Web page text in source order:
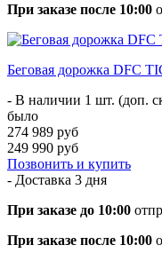
При заказе после 10:00
Беговая дорожка DFC
- В наличии 1 шт. (доп.
было
274 989 руб
249 990 руб
Позвонить и купить
- Доставка 3 дня
При заказе до 10:00
При заказе после 10:00